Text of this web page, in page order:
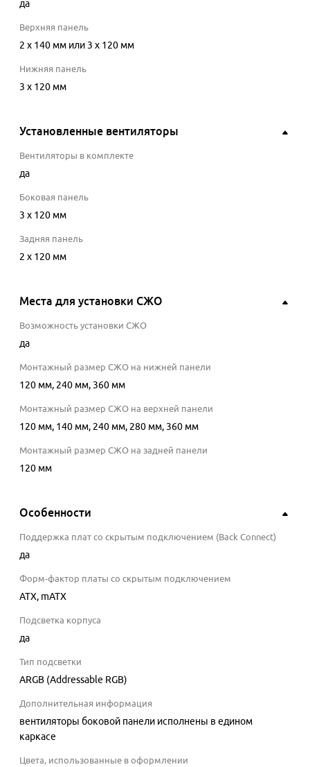
да
Верхняя панель
2 x 140 мм или 3 x 120 мм
Нижняя панель
3 x 120 мм
Установленные вентиляторы
Вентиляторы в комплекте
да
Боковая панель
3 x 120 мм
Задняя панель
2 x 120 мм
Места для установки СЖО
Возможность установки СЖО
да
Монтажный размер СЖО на нижней панели
120 мм, 240 мм, 360 мм
Монтажный размер СЖО на верхней панели
120 мм, 140 мм, 240 мм, 280 мм, 360 мм
Монтажный размер СЖО на задней панели
120 мм
Особенности
Поддержка плат со скрытым подключением (Back Connect)
да
Форм-фактор платы со скрытым подключением
ATX, mATX
Подсветка корпуса
да
Тип подсветки
ARGB (Addressable RGB)
Дополнительная информация
вентиляторы боковой панели исполнены в едином
каркасе
Цвета, использованные в оформлении